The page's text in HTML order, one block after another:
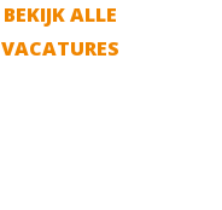
BEKIJK ALLE
VACATURES